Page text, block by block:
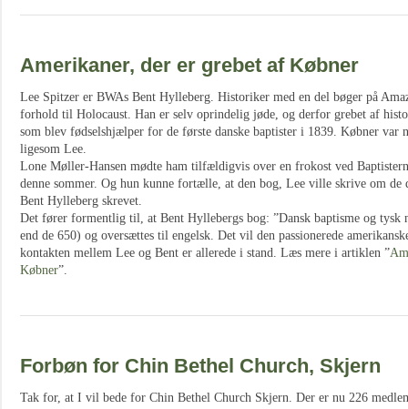
Amerikaner, der er grebet af Købner
Lee Spitzer er BWAs Bent Hylleberg. Historiker med en del bøger på
forhold til Holocaust. Han er selv oprindelig jøde, og derfor grebet af
som blev fødselshjælper for de første danske baptister i 1839. Købner var
ligesom Lee.
Lone Møller-Hansen mødte ham tilfældigvis over en frokost ved
denne sommer. Og hun kunne fortælle, at den bog, Lee ville skrive om de
Bent Hylleberg skrevet.
Det fører formentlig til, at Bent Hyllebergs bog: ”Dansk baptisme og tysk
end de 650) og oversættes til engelsk. Det vil den passionerede
kontakten mellem Lee og Bent er allerede i stand. Læs mere i artiklen ”
Købner”.
Forbøn for Chin Bethel Church, Skjern
Tak for, at I vil bede for Chin Bethel Church Skjern. Der er nu 226